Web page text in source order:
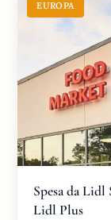
EUROPA
Spesa da Lidl
Lidl Plus